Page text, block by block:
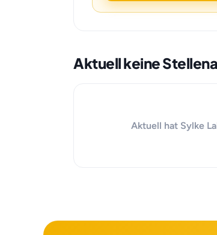
Aktuell keine
Aktuell hat Sylke